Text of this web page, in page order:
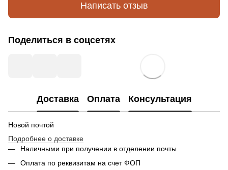
Написать отзыв
Поделиться в соцсетях
Доставка Оплата Консультация
Новой почтой
Подробнее о доставке
Наличными при получении в отделении почты
Оплата по реквизитам на счет ФОП